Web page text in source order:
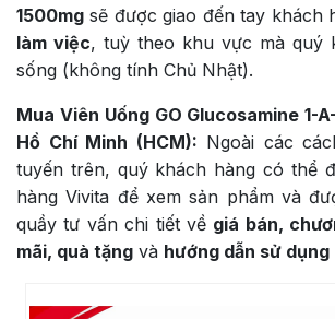
1500mg sẽ được giao đến tay khách
làm việc, tuỳ theo khu vực mà quý
sống (không tính Chủ Nhật).
Mua Viên Uống GO Glucosamine 1-
Hồ Chí Minh (HCM): Ngoài các
tuyến trên, quý khách hàng có thể
hàng Vivita để xem sản phẩm và
quầy tư vấn chi tiết về giá bán,
mãi, quà tặng và hướng dẫn sử dụng